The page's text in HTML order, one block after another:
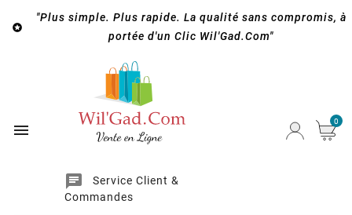

"Plus simple. Plus rapide. La qualité sans compromis, à
portée d'un Clic Wil'Gad.Com"

chat
Service Client &
Commandes
0